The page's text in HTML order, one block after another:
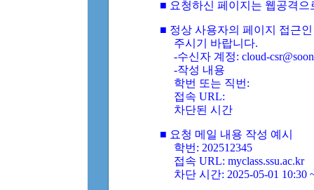
■ 요청하신 페이지는 웹공격
■ 정상 사용자의 페이지 접근
주시기 바랍니다.
-수신자 계정: cloud-
-작성 내용
학번 또는 직번:
접속 URL:
차단된 시간
■ 요청 메일 내용 작성 예시
학번: 202512345
접속 URL: myclass.ssu.ac.kr
차단 시간: 2025-05-01 10:30